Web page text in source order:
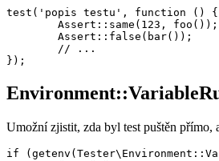
test('popis testu', function () {
Umožní zjistit, zda byl test puštěn přímo,
if